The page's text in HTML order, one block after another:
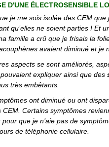
D'UNE ÉLECTROSENSIBLE
je me sois isolée des CEM
qu’elles ne soient parties ! Et
famille a crû que je frisais la
avaient diminué et je
aspects se sont améliorés,
expliquer ainsi que des
très embêtants.
ont diminué ou ont
CEM. Certains symptômes
pour que je n’aie pas de
de téléphonie cellulaire.